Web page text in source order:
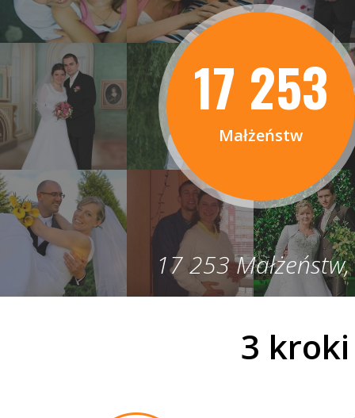
17 253
Małżeństw
17 253
3